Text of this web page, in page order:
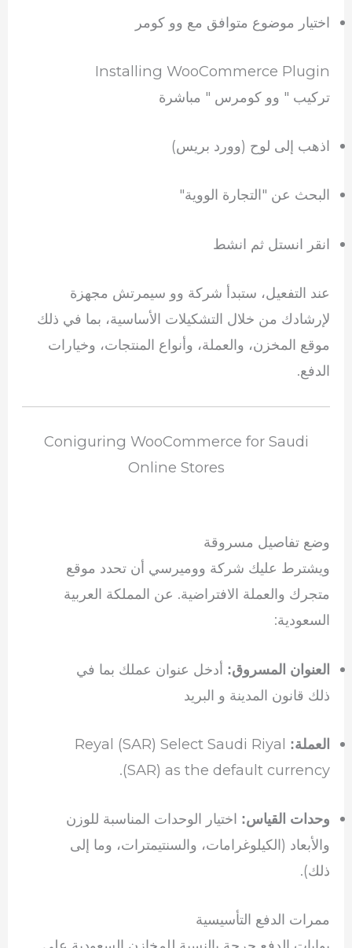
اختيار موضوع متوافق مع وو كومر
Installing WooCommerce Plugin
تركيب " وو كومرس " مباشرة
اذهب إلى لوح (وورد بريس)
البحث عن "التجارة الووية"
انقر انستل ثم انشط
عند التفعيل، ستبدأ شركة وو سيمرتش مجهزة
لإرشادك من خلال التشكيلات الأساسية، بما في ذلك
موقع المخزن، والعملة، وأنواع المنتجات، وخيارات
الدفع.
Coniguring WooCommerce for Saudi
Online Stores
وضع تفاصيل مسروقة
ويشترط عليك شركة ووميرسي أن تحدد موقع
متجرك والعملة الافتراضية. عن المملكة العربية
السعودية:
العنوان المسروق: أدخل عنوان عملك بما في
ذلك قانون المدينة و البريد
العملة: Reyal (SAR) Select Saudi Riyal
(SAR) as the default currency.
وحدات القياس: اختيار الوحدات المناسبة للوزن
والأبعاد (الكيلوغرامات، والسنتيمترات، وما إلى
ذلك).
ممرات الدفع التأسيسية